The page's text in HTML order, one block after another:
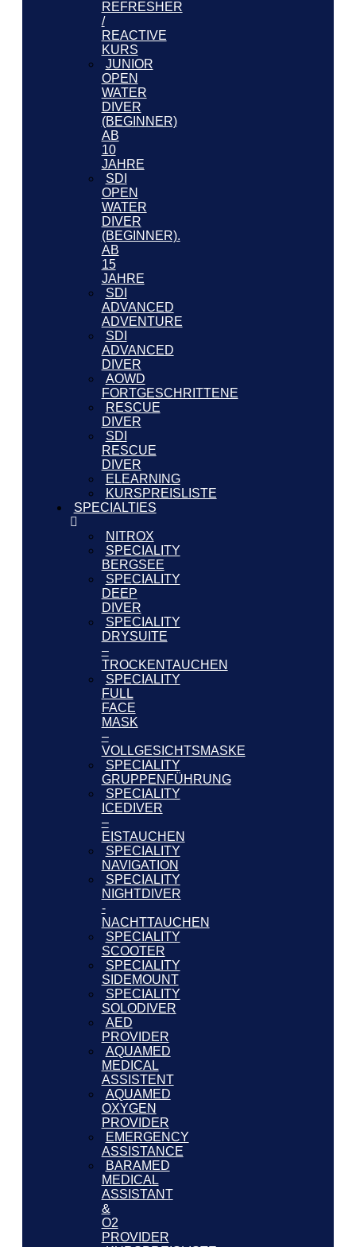
REFRESHER
/
REACTIVE
KURS
JUNIOR
OPEN
WATER
DIVER
(BEGINNER)
AB
10
JAHRE
SDI
OPEN
WATER
DIVER
(BEGINNER).
AB
15
JAHRE
SDI
ADVANCED
ADVENTURE
SDI
ADVANCED
DIVER
AOWD
FORTGESCHRITTENE
RESCUE
DIVER
SDI
RESCUE
DIVER
ELEARNING
KURSPREISLISTE
SPECIALTIES
NITROX
SPECIALITY
BERGSEE
SPECIALITY
DEEP
DIVER
SPECIALITY
DRYSUITE
–
TROCKENTAUCHEN
SPECIALITY
FULL
FACE
MASK
–
VOLLGESICHTSMASKE
SPECIALITY
GRUPPENFÜHRUNG
SPECIALITY
ICEDIVER
–
EISTAUCHEN
SPECIALITY
NAVIGATION
SPECIALITY
NIGHTDIVER
-
NACHTTAUCHEN
SPECIALITY
SCOOTER
SPECIALITY
SIDEMOUNT
SPECIALITY
SOLODIVER
AED
PROVIDER
AQUAMED
MEDICAL
ASSISTENT
AQUAMED
OXYGEN
PROVIDER
EMERGENCY
ASSISTANCE
BARAMED
MEDICAL
ASSISTANT
&
O2
PROVIDER